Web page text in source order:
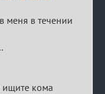
меня в течении
кома